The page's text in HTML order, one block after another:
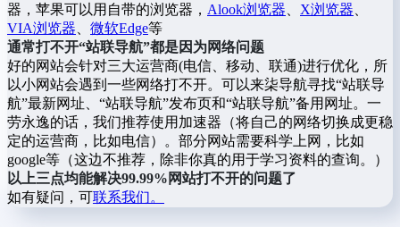
器，苹果可以用自带的浏览器， Alook浏览器 X浏览器
VIA浏览器
微软Edge等
通常打不开“站联导航”都是因为网络问题
好的网站会针对三大运营商(电信、移动、联通)进行优化，所
以小网站会遇到一些网络打不开。可以来柒导航寻找“站联导
航”最新网址、“站联导航”发布页和“站联导航”备用网址。一
劳永逸的话，我们推荐使用加速器（将自己的网络切换成更稳
定的运营商，比如电信）。部分网站需要科学上网，比如
google等（这边不推荐，除非你真的用于学习资料的查询。）
以上三点均能解决99.99%网站打不开的问题了
如有疑问，可联系我们。